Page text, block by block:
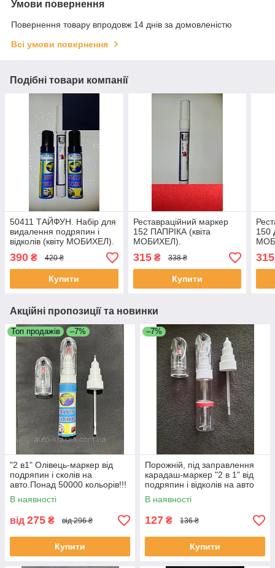
Умови повернення
Повернення товару впродовж 14 днів за домовленістю
Всі умови повернення
Подібні товари компанії
50411 ТАЙФУН. Набір для
видалення подряпин і
відколів (квіту МОБИХЕЛ).
390 ₴ 420 ₴
Купити
Реставраційний маркер
152 ПАПРІКА (квіта
МОБИХЕЛ).
315₴ 338 ₴
Купити
150
315
Акційні пропозиції та новинки
Топ продажів –7%
"2 в1" Олівець-маркер від
подряпин і сколів на
авто.Понад 50000 кольорів!!!
В наявності
від 275 ₴ від 296 ₴
Купити
–7%
Порожній, під заправлення
карадаш-маркер "2 в 1" від
подряпин і відколів на авто
20 мл.
В наявності
127 ₴ 136 ₴
Купити